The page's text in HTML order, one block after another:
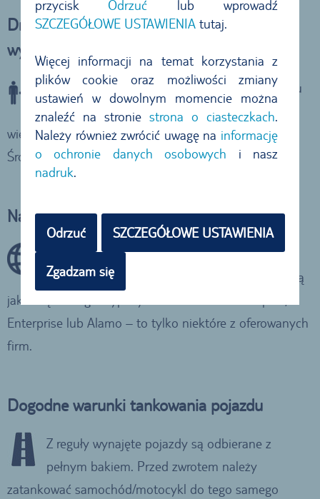
przycisk Odrzuć lub wprowadź
SZCZEGÓŁOWE USTAWIENIAtutaj.
Więcej informacji na temat korzystania z
plików cookie oraz możliwości zmiany
ustawień w dowolnym momencie można
znaleźć na stronie strona o ciasteczkach.
Należy również zwrócić uwagę na informację
o ochronie danych osobowych i nasz
nadruk.
Odrzuć SZCZEGÓŁOWE USTAWIENIA
Zgadzam się
Drugi kierowca w cenie w wielu miejscach
wynajmu
Czy chciałbyś jeździć na zmianę? W przypadku
wynajmu kierowca jest już zawarty w cenie w
wielu stacjach wynajmu w regionie Morza
Śródziemnego i innych krajach na całym świecie.
Najlepsi dostawcy pojazdów
Skrupulatnie wybieramy naszych partnerów,
dzięki czemu możemy pochwalić się wyjątkową
jakością obsługi! Wypożycz samochód od Europcar,
Enterprise lub Alamo – to tylko niektóre z oferowanych
firm.
Dogodne warunki tankowania pojazdu
Z reguły wynajęte pojazdy są odbierane z
pełnym bakiem. Przed zwrotem należy
zatankować samochód/motocykl do tego samego